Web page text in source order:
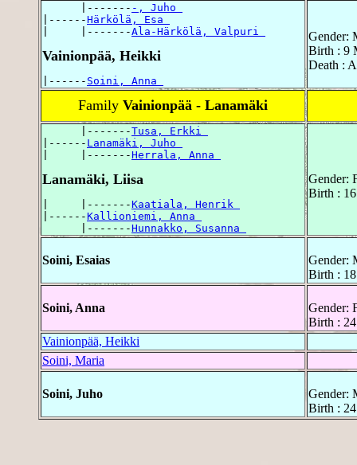
      |-------
-, Juho
|------Härkölä, Esa
|     |-------Ala-Härkölä, Valpuri
Vainionpää, Heikki
|------ Soini, Anna
Gender:
Birth : 9
Death :
Family Vainionpää - Lanamäki
      |-------
Tusa, Erkki
|------ Lanamäki, Juho
|     |-------Herrala, Anna
Lanamäki, Liisa
|     |-------Kaatiala, Henrik
|------Kallioniemi, Anna
      |-------
Hunnakko, Susanna
Gender:
Birth :
Soini, Esaias
Gender:
Birth :
Soini, Anna
Gender:
Birth :
Vainionpää, Heikki
Soini, Maria
Soini, Juho
Gender:
Birth :